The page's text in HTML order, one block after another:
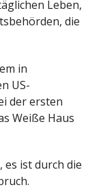
Leben,
die
in
US-
der ersten
Weiße Haus
es ist durch die